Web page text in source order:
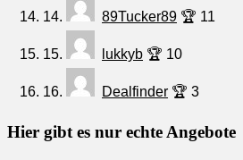
14. 89Tucker89 🏆 11
15. lukkyb 🏆 10
16. Dealfinder 🏆 3
Hier gibt es nur echte Angebote